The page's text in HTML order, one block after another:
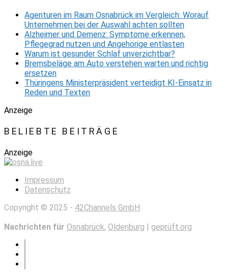
Agenturen im Raum Osnabrück im Vergleich: Worauf
Unternehmen bei der Auswahl achten sollten
Alzheimer und Demenz: Symptome erkennen,
Pflegegrad nutzen und Angehörige entlasten
Warum ist gesunder Schlaf unverzichtbar?
Bremsbeläge am Auto verstehen warten und richtig
ersetzen
Thüringens Ministerpräsident verteidigt KI-Einsatz in
Reden und Texten
Anzeige
BELIEBTE BEITRÄGE
Anzeige
Impressum
Datenschutz
Copyright © 2025 - 42Channels GmbH
Nachrichten für Osnabrück, Oldenburg | geprüft.org